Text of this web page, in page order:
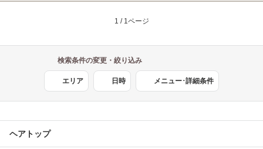
1 / 1ページ
検索条件の変更・絞り込み
エリア 日時 メニュー･詳細条件
ヘアトップ